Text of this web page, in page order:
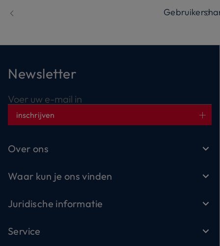
Newsletter
Voer uw e-mail in
inschrijven
Over ons
Waar kun je ons vinden
Juridische informatie
Service